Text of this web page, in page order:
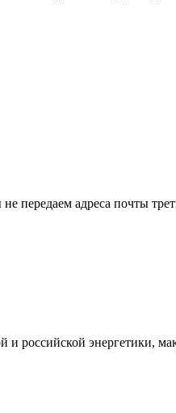
передаем адреса почты
и российской энергетики,